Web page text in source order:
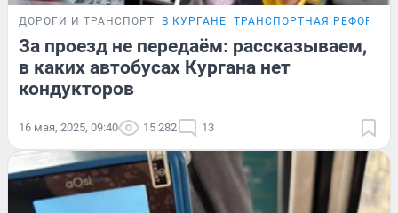
ДОРОГИ И ТРАНСПОРТ В КУРГАНЕ ТРАНСПОРТНАЯ РЕФОРМА
За проезд не передаём: рассказываем,
в каких автобусах Кургана нет
кондукторов
16 мая, 2025, 09:40 15 282 13